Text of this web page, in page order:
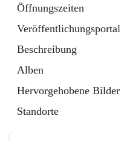
Öffnungszeiten
Veröffentlichungsportal
Beschreibung
Alben
Hervorgehobene Bilder
Standorte